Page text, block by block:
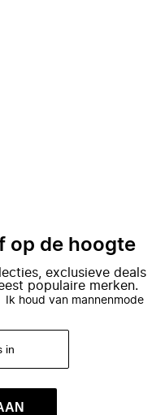
op de hoogte
exclusieve deals
populaire merken.
Ik houd van mannenmode